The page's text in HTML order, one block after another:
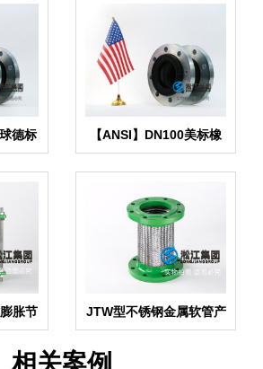
德标
【ANSI】DN100美标橡
胶管接头
胀节
JTW型不锈钢金属软管产
品